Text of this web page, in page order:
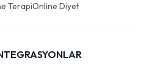
TerapiOnline Diyet